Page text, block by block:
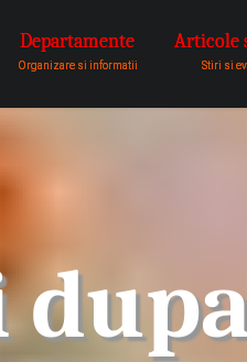
a fi
Departamente
Organizare si informatii
Articole
Stiri si